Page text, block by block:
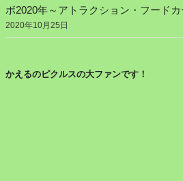
ボ2020年～アトラクション・フードカ
2020年10月25日
かえるのピクルスの大ファンです！